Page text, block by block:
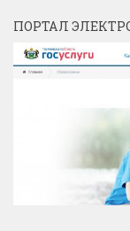
ПОРТАЛ